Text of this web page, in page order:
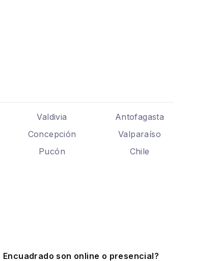
Valdivia
Antofagasta
Concepción
Valparaíso
Pucón
Chile
Encuadrado son online o presencial?